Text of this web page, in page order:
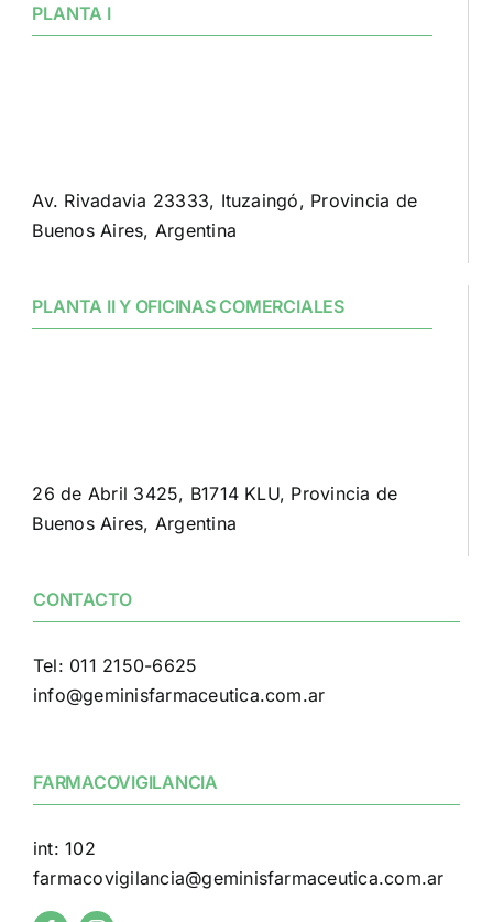
PLANTA I
Av. Rivadavia 23333, Ituzaingó, Provincia de
Buenos Aires, Argentina
PLANTA II Y OFICINAS COMERCIALES
26 de Abril 3425, B1714 KLU, Provincia de
Buenos Aires, Argentina
CONTACTO
Tel: 011 2150-6625
info@geminisfarmaceutica.com.ar
FARMACOVIGILANCIA
int: 102
farmacovigilancia@geminisfarmaceutica.com.ar